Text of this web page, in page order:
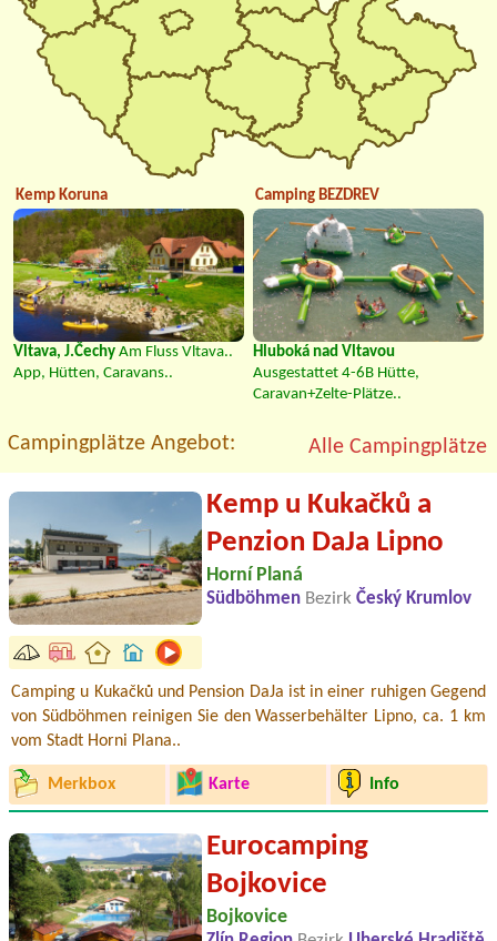
Kemp Koruna
Vltava, J.Čechy Am Fluss Vltava..
App, Hütten, Caravans..
Camping BEZDREV
Hluboká nad Vltavou
Ausgestattet 4-6B Hütte,
Caravan+Zelte-Plätze..
Campingplätze Angebot: Alle Campingplätze
Kemp u Kukačků a
Penzion DaJa Lipno
Horní Planá
Südböhmen Bezirk Český Krumlov
Camping u Kukačků und Pension DaJa ist in einer ruhigen Gegend
von Südböhmen reinigen Sie den Wasserbehälter Lipno, ca. 1 km
vom Stadt Horni Plana..
Merkbox Karte Info
Eurocamping
Bojkovice
Bojkovice